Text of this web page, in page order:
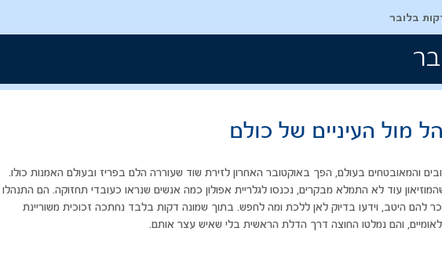
מול העיניים של כולם
והמאובטחים בעולם, הפך באוקטובר האחרון לזירת שוד שעוררה הלם בפריז ובעולם האמנות כולו.
עוד לא התמלא מבקרים, נכנסו לגלריית אפולון כמה אנשים שנראו כעובדי תחזוקה. הם התנהלו
להם היטב, וידעו בדיוק לאן ללכת ומה לחפש. בתוך שמונה דקות בלבד נחתכה זכוכית משוריינת
לאומיים, והם נמלטו החוצה דרך הדלת הראשית בלי שאיש עצר אותם.